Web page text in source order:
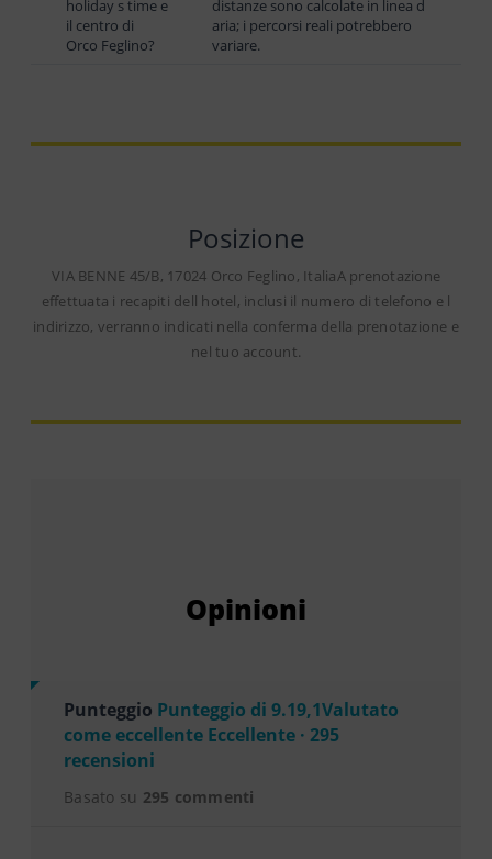
holiday s time e
il centro di
Orco Feglino?
distanze sono calcolate in linea d
aria; i percorsi reali potrebbero
variare.
Posizione
VIA BENNE 45/B, 17024 Orco Feglino, ItaliaA prenotazione
effettuata i recapiti dell hotel, inclusi il numero di telefono e l
indirizzo, verranno indicati nella conferma della prenotazione e
nel tuo account.
Opinioni
Punteggio Punteggio di 9.19,1Valutato
come eccellente Eccellente · 295
recensioni
Basato su 295 commenti